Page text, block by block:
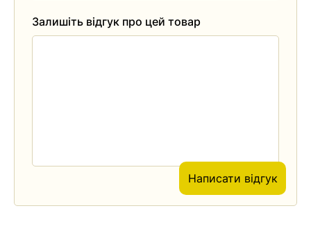
Залишіть відгук про цей товар
Написати відгук